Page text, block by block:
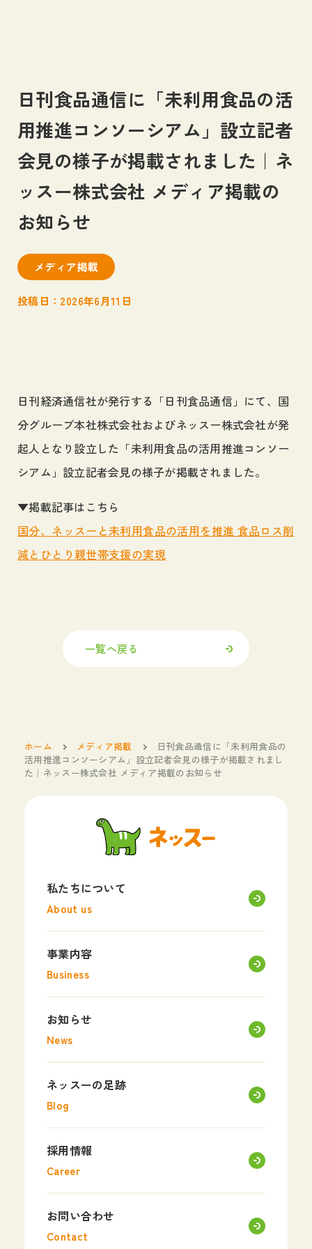
私たちについて
About us
事業内容
Business
ネッスーの足跡
お知らせ
Contact
サイトマップ
プライバシーポリシー
日刊食品通信に「未利用食品の活
用推進コンソーシアム」設立記者
会見の様子が掲載されました｜ネ
ッスー株式会社 メディア掲載の
お知らせ
メディア掲載
投稿日：2026年6月11日
日刊経済通信社が発行する「日刊食品通信」にて、国
分グループ本社株式会社およびネッスー株式会社が発
起人となり設立した「未利用食品の活用推進コンソー
シアム」設立記者会見の様子が掲載されました。
▼掲載記事はこちら
国分、ネッスーと未利用食品の活用を推進 食品ロス削
減とひとり親世帯支援の実現
一覧へ戻る
ホーム メディア掲載
日刊食品通信に「未利用食品の
活用推進コンソーシアム」設立記者会見の様子が掲載されまし
た｜ネッスー株式会社 メディア掲載のお知らせ
私たちについて
About us
事業内容
Business
お知らせ
News
ネッスーの足跡
Blog
採用情報
Career
お問い合わせ
Contact